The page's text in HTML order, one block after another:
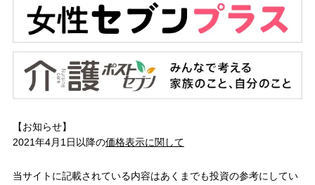
【お知らせ】
2021年4月1日以降の価格表示に関して
当サイトに記載されている内容はあくまでも投資の参考にしてい